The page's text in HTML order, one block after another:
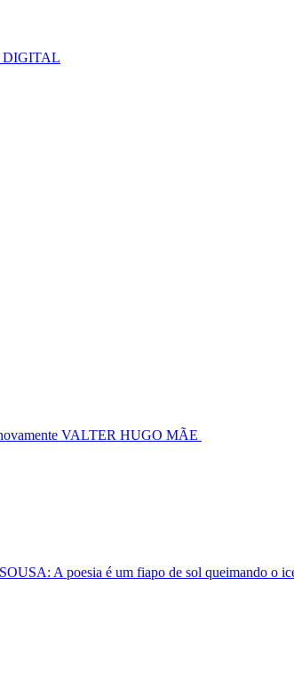
DIGITAL
VALTER HUGO MÃE
A poesia é um fiapo de sol queimando o